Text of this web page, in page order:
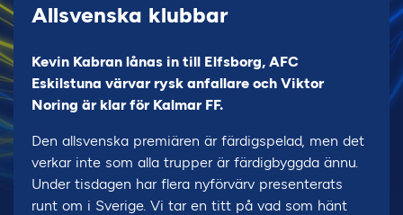
Allsvenska klubbar
Kevin Kabran lånas in till Elfsborg, AFC
Eskilstuna värvar rysk anfallare och Viktor
Noring är klar för Kalmar FF.
Den allsvenska premiären är färdigspelad, men det
verkar inte som alla trupper är färdigbyggda ännu.
Under tisdagen har flera nyförvärv presenterats
runt om i Sverige. Vi tar en titt på vad som hänt